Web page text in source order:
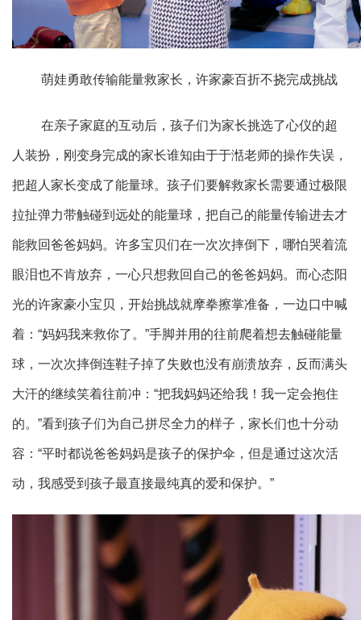
萌娃勇敢传输能量救家长，许家豪百折不挠完成挑战
在亲子家庭的互动后，孩子们为家长挑选了心仪的超
人装扮，刚变身完成的家长谁知由于于湉老师的操作失误，
把超人家长变成了能量球。孩子们要解救家长需要通过极限
拉扯弹力带触碰到远处的能量球，把自己的能量传输进去才
能救回爸爸妈妈。许多宝贝们在一次次摔倒下，哪怕哭着流
眼泪也不肯放弃，一心只想救回自己的爸爸妈妈。而心态阳
光的许家豪小宝贝，开始挑战就摩拳擦掌准备，一边口中喊
着：“妈妈我来救你了。”手脚并用的往前爬着想去触碰能量
球，一次次摔倒连鞋子掉了失败也没有崩溃放弃，反而满头
大汗的继续笑着往前冲：“把我妈妈还给我！我一定会抱住
的。”看到孩子们为自己拼尽全力的样子，家长们也十分动
容：“平时都说爸爸妈妈是孩子的保护伞，但是通过这次活
动，我感受到孩子最直接最纯真的爱和保护。”